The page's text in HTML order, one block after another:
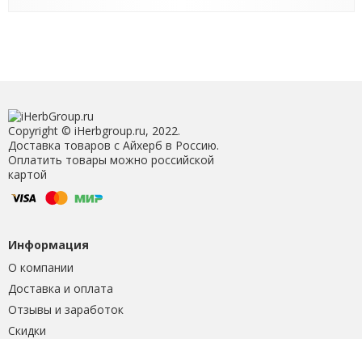
Copyright © iHerbgroup.ru, 2022.
Доставка товаров с Айхерб в Россию.
Оплатить товары можно российской
картой
Информация
О компании
Доставка и оплата
Отзывы и заработок
Скидки